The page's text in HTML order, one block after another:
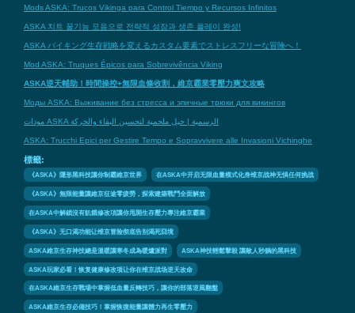
Mods ASKA: Trucos Vikinga para Control Tiempo y Recursos Infinitos
ASKA 치트 꿀기능 모음으로 전략적 성장과 생존 플레이 완성!
ASKA バイキング生存戦略を変えるカスタム要素でストレスフリーな冒険へ！
Mod ASKA: Truques Épicos para Sobrevivência Viking
ASKA逆天輔助！時間操控+無限血條收割，維京霸業零壓力爽文攻略
Моды ASKA: Выживание без стресса и эпичные трюки для викингов
مودات ASKA الرسمية | حيل ملحمية لتحسين البقاء والحركة
ASKA: Trucchi Epici per Gestire Tempo e Sopravvivere alle Invasioni Vichinghe
標籤:
《ASKA》隱形黑科技讓你制霸維京世界 在ASKA中开启无限血量模式化身维京战神无惧任何挑战
《ASKA》無限能量讓維京征途零疲勞，探索建築戰鬥全面解放
在ASKA中解鎖沒有飢餓修改項讓你甩開生存壓力專注維京霸業
《ASKA》无口渴功能让维京冒险彻底告别渴死囧境
ASKA維京生存神技總是溫暖讓寒冬成為暖爐派對 ASKA神技輕鬆擊殺 讓敵人秒躺的黑科技
ASKA玩家必看！恢复健康修改项让你在维京战场逆天改命
在ASKA維京生存戰場中掌握低血量反轉技巧，讓你的部落逆風翻盤
ASKA維京生存必備技巧！掌握恢復能量讓體力再生零壓力